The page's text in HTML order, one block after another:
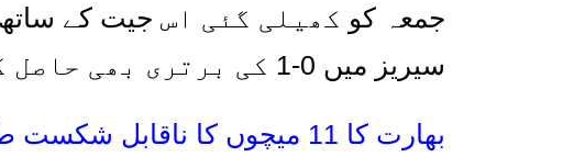
جمعہ کو کھی لی گئی اس جیت کے ساتھ
سیریز میں 0-1 کی برتری بھی حاصل
بھارت کا 11 میچوں کا ناقابل شکست